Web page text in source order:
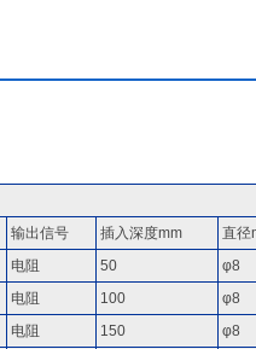
输出信号 插入深度mm
直径
电阻 50
φ8
电阻 100
φ8
电阻 150
φ8